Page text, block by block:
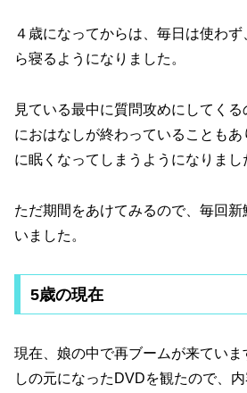
４歳になってからは、毎日は使わ
ら寝るようになりました。
見ている最中に質問攻めにしてく
におはなしが終わっていることも
に眠くなってしまうようになりまし
ただ期間をあけてみるので、毎回
いました。
5歳の現在
現在、娘の中で再ブームが来てい
しの元になったDVDを観たので、